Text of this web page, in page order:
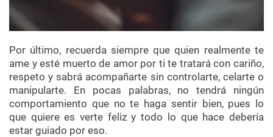
Por último, recuerda siempre que quien realmente te
ame y esté muerto de amor por ti te tratará con cariño,
respeto y sabrá acompañarte sin controlarte, celarte o
manipularte. En pocas palabras, no tendrá ningún
comportamiento que no te haga sentir bien, pues lo
que quiere es verte feliz y todo lo que hace debería
estar guiado por eso.